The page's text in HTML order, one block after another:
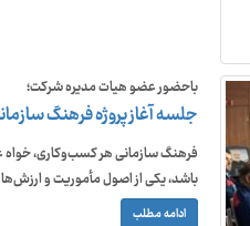
باحضور عضو هیات مدیره شرکت؛
جلسه آغاز پروژه فرهنگ
فرهنگ سازمانی هر کسب‌وکاری،
باشد، یکی از اصول مأموریت و
ادامه مطلب